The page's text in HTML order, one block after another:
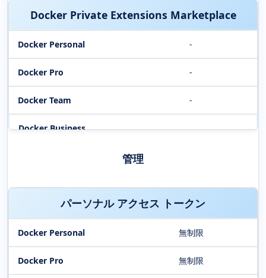
Docker Private Extensions Marketplace
-
-
-
管理
パーソナル アクセス トークン
無制限
無制限